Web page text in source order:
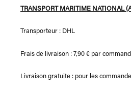
TRANSPORT MARITIME NATIONAL
Transporteur : DHL
Frais de livraison : 7,90 € par
Livraison gratuite : pour les